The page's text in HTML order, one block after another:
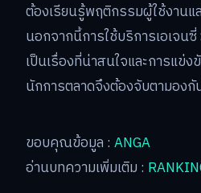
ต้องเรียนรู้พฤติกรรมผู้ใช้งานแ
นอกจากนี้การใช้บริการเอเจน
เป็นเรื่องที่น่าสนใจและการแข่ง
นักการตลาดจึงต้องจับตามองกั
ขอบคุณข้อมูล : ANGA
อ่านบทความเพิ่มเติม :